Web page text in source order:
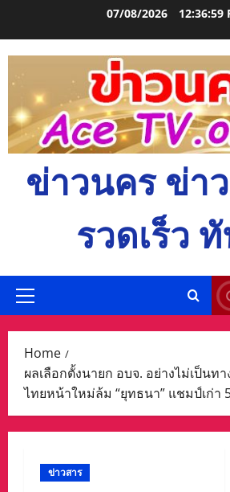
07/08/2026 12:37:00
ข่าวนคร ข่า
รวดเร็ว
Primary
Home
ผลเลือกตั้งนายก อบจ. อย่างไม่เป็นทา
ไทยหน้าใหม่ล้ม “ยุทธนา” แชมป์เก่า
ข่าวสาร